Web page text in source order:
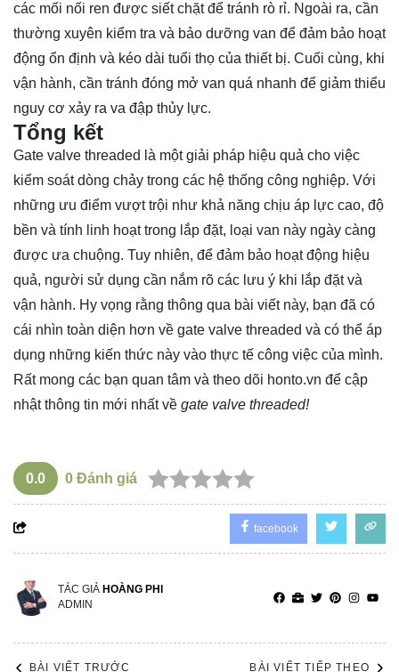
các mối nối ren được siết chặt để tránh rò rỉ. Ngoài ra, cần
thường xuyên kiểm tra và bảo dưỡng van để đảm bảo hoạt
động ổn định và kéo dài tuổi thọ của thiết bị. Cuối cùng, khi
vận hành, cần tránh đóng mở van quá nhanh để giảm thiểu
nguy cơ xảy ra va đập thủy lực.
Tổng kết
Gate valve threaded là một giải pháp hiệu quả cho việc
kiểm soát dòng chảy trong các hệ thống công nghiệp. Với
những ưu điểm vượt trội như khả năng chịu áp lực cao, độ
bền và tính linh hoạt trong lắp đặt, loại van này ngày càng
được ưa chuộng. Tuy nhiên, để đảm bảo hoạt động hiệu
quả, người sử dụng cần nắm rõ các lưu ý khi lắp đặt và
vận hành. Hy vọng rằng thông qua bài viết này, bạn đã có
cái nhìn toàn diện hơn về gate valve threaded và có thể áp
dụng những kiến thức này vào thực tế công việc của mình.
Rất mong các bạn quan tâm và theo dõi honto.vn để cập
nhật thông tin mới nhất về gate valve threaded!
0.0 0 Đánh giá
facebook
TÁC GIẢ HOÀNG PHI
ADMIN
BÀI VIẾT TRƯỚC BÀI VIẾT TIẾP THEO